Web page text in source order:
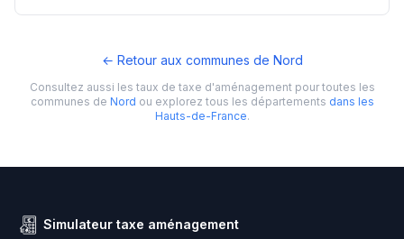
← Retour aux communes de Nord
Consultez aussi les taux de taxe d'aménagement pour toutes les
communes de Nord ou explorez tous les départements dans les
Hauts-de-France.
Simulateur taxe aménagement